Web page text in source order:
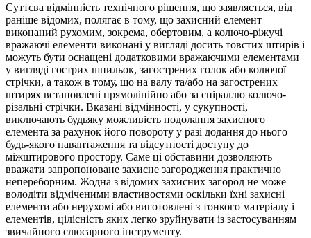
Суттєва відмінність технічного рішення, що заявляється, від
раніше відомих, полягає в тому, що захисний елемент
виконаний рухомим, зокрема, обертовим, а колючо-ріжучі
вражаючі елементи виконані у вигляді досить товстих штирів і
можуть бути оснащені додатковими вражаючими елементами
у вигляді гострих шпильок, загострених голок або колючої
стрічки, а також в тому, що на валу та/або на загострених
штирях встановлені прямолінійно або за спіраллю колючо-
різальні стрічки. Вказані відмінності, у сукупності,
виключають будьяку можливість подолання захисного
елемента за рахунок його повороту у разі додання до нього
будь-якого навантаження та відсутності доступу до
міжштирового простору. Саме ці обставини дозволяють
вважати запропоноване захисне загородження практично
непереборним. Жодна з відомих захисних загород не може
володіти відміченими властивостями оскільки їхні захисні
елементи або нерухомі або виготовлені з тонкого матеріалу і
елементів, цілісність яких легко зруйнувати із застосуванням
звичайного слюсарного інструменту.